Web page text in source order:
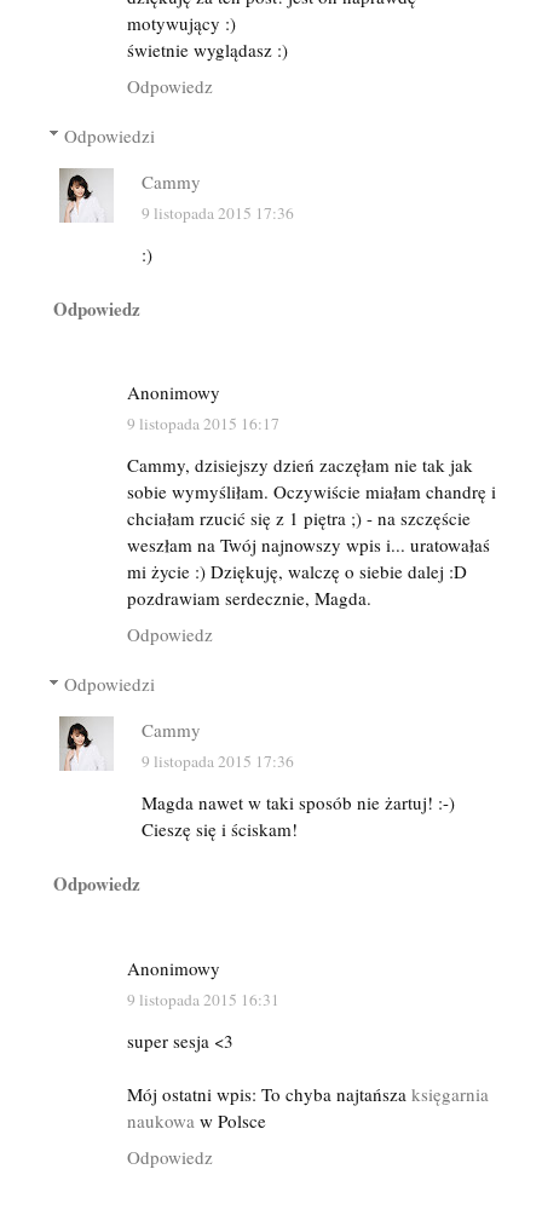
motywujący :)
świetnie wyglądasz :)
Odpowiedz
Odpowiedzi
Cammy
9 listopada 2015 17:36
:)
Odpowiedz
Anonimowy
9 listopada 2015 16:17
Cammy, dzisiejszy dzień zaczęłam nie tak jak
sobie wymyśliłam. Oczywiście miałam chandrę i
chciałam rzucić się z 1 piętra ;) - na szczęście
weszłam na Twój najnowszy wpis i... uratowałaś
mi życie :) Dziękuję, walczę o siebie dalej :D
pozdrawiam serdecznie, Magda.
Odpowiedz
Odpowiedzi
Cammy
9 listopada 2015 17:36
Magda nawet w taki sposób nie żartuj! :-)
Cieszę się i ściskam!
Odpowiedz
Anonimowy
9 listopada 2015 16:31
super sesja <3
Mój ostatni wpis: To chyba najtańsza księgarnia
naukowa w Polsce
Odpowiedz